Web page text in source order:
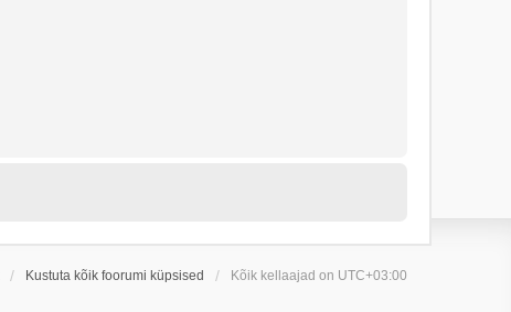
Kustuta kõik foorumi küpsised Kõik kellaajad on UTC+03:00